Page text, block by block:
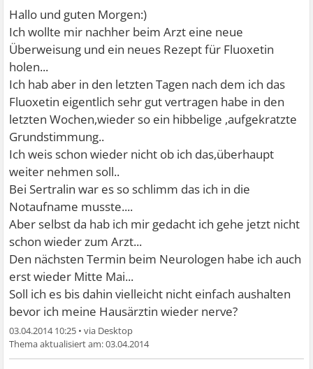
Hallo und guten Morgen:)
Ich wollte mir nachher beim Arzt eine neue
Überweisung und ein neues Rezept für Fluoxetin
holen...
Ich hab aber in den letzten Tagen nach dem ich das
Fluoxetin eigentlich sehr gut vertragen habe in den
letzten Wochen,wieder so ein hibbelige ,aufgekratzte
Grundstimmung..
Ich weis schon wieder nicht ob ich das,überhaupt
weiter nehmen soll..
Bei Sertralin war es so schlimm das ich in die
Notaufname musste....
Aber selbst da hab ich mir gedacht ich gehe jetzt nicht
schon wieder zum Arzt...
Den nächsten Termin beim Neurologen habe ich auch
erst wieder Mitte Mai...
Soll ich es bis dahin vielleicht nicht einfach aushalten
bevor ich meine Hausärztin wieder nerve?
03.04.2014 10:25 •
03.04.2014